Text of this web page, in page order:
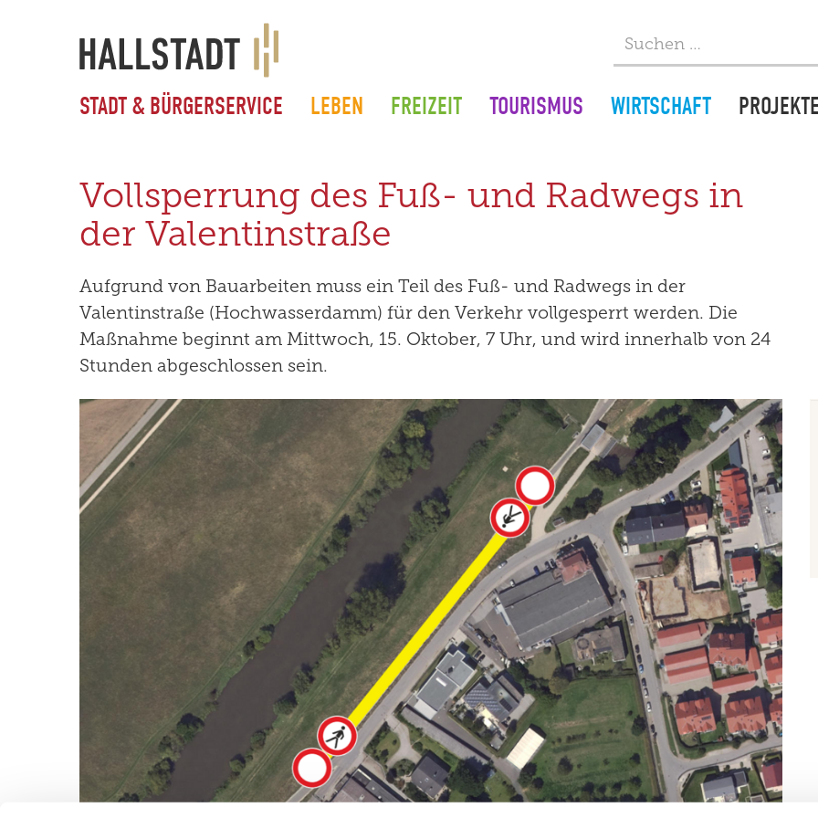
STADT & BÜRGERSERVICE LEBEN FREIZEIT TOURISMUS WIRTSCHAFT
Vollsperrung des Fuß- und Radwegs in
der Valentinstraße
Aufgrund von Bauarbeiten muss ein Teil des Fuß- und Radwegs in der
Valentinstraße (Hochwasserdamm) für den Verkehr vollgesperrt werden. Die
Maßnahme beginnt am Mittwoch, 15. Oktober, 7 Uhr, und wird innerhalb von 24
Stunden abgeschlossen sein.